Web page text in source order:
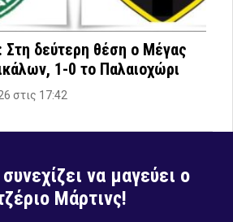
Στη δεύτερη θέση ο Μέγας
1-0 το Παλαιοχώρι
στις 17:42
να μαγεύει ο
Μάρτινς!